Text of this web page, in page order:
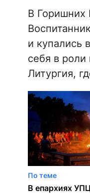
В Горишних
и купались
себя в
Литургия,
По теме
В епархиях